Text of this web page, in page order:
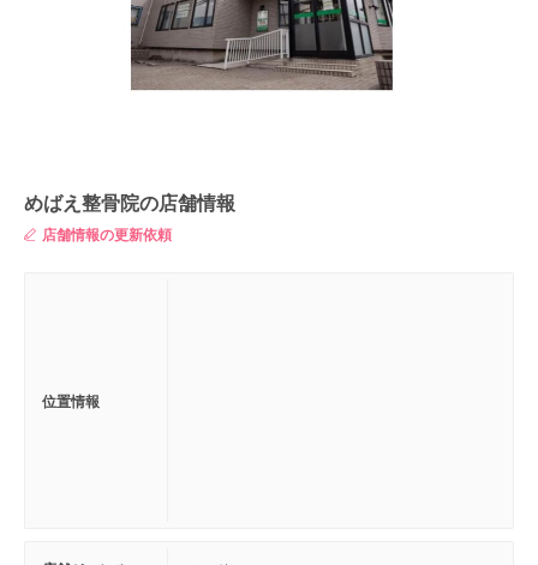
めばえ整骨院の店舗情報
店舗情報の更新依頼
位置情報